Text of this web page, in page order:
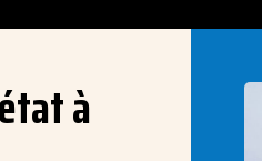
à